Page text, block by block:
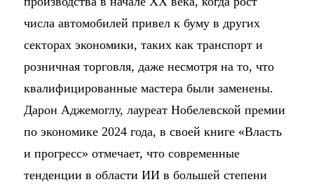
числа автомобилей привел к буму в других
секторах экономики, таких как транспорт и
розничная торговля, даже несмотря на то, что
квалифицированные мастера были заменены.
Дарон Аджемоглу, лауреат Нобелевской премии
по экономике 2024 года, в своей книге «Власть
и прогресс» отмечает, что современные
тенденции в области ИИ в большей степени